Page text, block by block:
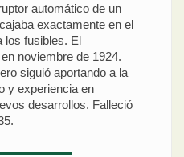
automático de un
exactamente en el
los fusibles. El
noviembre de 1924.
siguió aportando a la
y experiencia en
desarrollos. Falleció